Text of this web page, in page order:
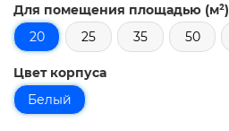
Для помещения площадью (м²)
20
25 35 50
Цвет корпуса
Белый